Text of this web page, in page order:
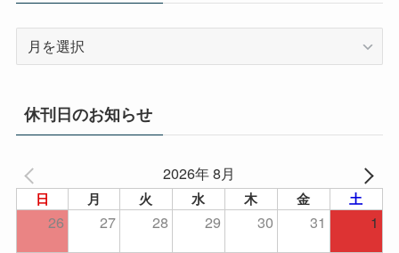
イ
ブ
休刊日のお知らせ
2026年 8月
日 月 火 水 木 金 土
26 27 28 29 30 31
1